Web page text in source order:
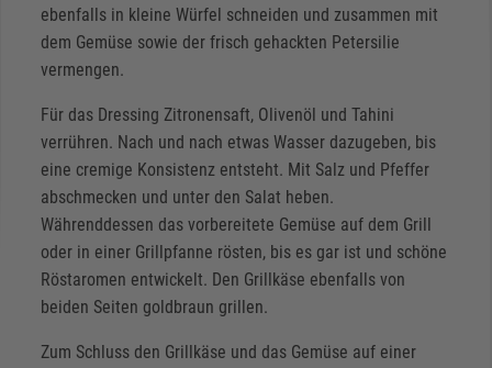
ebenfalls in kleine Würfel schneiden und zusammen mit
dem Gemüse sowie der frisch gehackten Petersilie
vermengen.
Für das Dressing Zitronensaft, Olivenöl und Tahini
verrühren. Nach und nach etwas Wasser dazugeben, bis
eine cremige Konsistenz entsteht. Mit Salz und Pfeffer
abschmecken und unter den Salat heben.
Währenddessen das vorbereitete Gemüse auf dem Grill
oder in einer Grillpfanne rösten, bis es gar ist und schöne
Röstaromen entwickelt. Den Grillkäse ebenfalls von
beiden Seiten goldbraun grillen.
Zum Schluss den Grillkäse und das Gemüse auf einer